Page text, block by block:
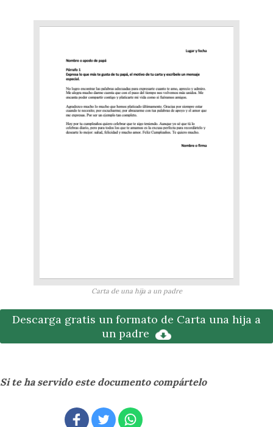
Carta de una hija a un padre
Descarga gratis un formato de Carta una hija a
un padre
Si te ha servido este documento compártelo